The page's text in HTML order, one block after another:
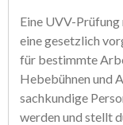
Eine UVV-
eine gesetzlich
für bestimmte
Hebebühnen und
sachkundige
werden und stellt